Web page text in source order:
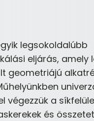
legsokoldalúbb
eljárás, amely
geometriájú
végezzük a
és